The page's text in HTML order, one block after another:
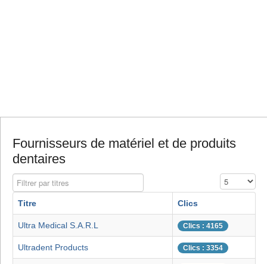
Fournisseurs de matériel et de produits
dentaires
Filtrer par titres Affichage #
Titre Clics
Ultra Medical S.A.R.L Clics : 4165
Ultradent Products Clics : 3354